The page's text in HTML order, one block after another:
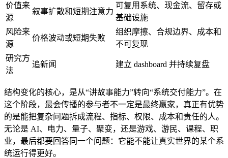
价值来
源
叙事扩散和短期注意力
可复用系统、现金流、留存或
基础设施
风险来
源
价格波动或短期失败
组织摩擦、合规边界、成本和
不可复现
研究方
法
追新闻 建立 dashboard 并持续复盘
结构变化的核心，是从“讲故事能力”转向“系统交付能力”。在
这个阶段，最会传播的参与者不一定是最终赢家，真正有优势
的是能把复杂问题拆成流程、指标、权限、成本和责任的人。
无论是 AI、电力、量子、聚变，还是游戏、游民、课程、职
业，最后都要回答同一个问题：它能不能让真实世界的某个系
统运行得更好。